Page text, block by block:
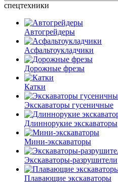
спецтехники
Автогрейдеры
Асфальто­укладчики
Дорожные фрезы
Катки
Экскаваторы гусеничные
Длиннорукие экскаваторы
Мини-экскаваторы
Экскаваторы-разрушители
Плавающие экскаваторы